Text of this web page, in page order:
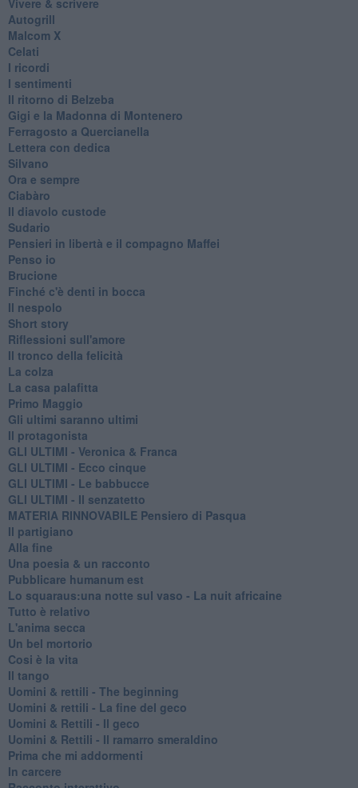
Autogrill
Malcom X
Celati
I ricordi
I sentimenti
Il ritorno di Belzeba
Gigi e la Madonna di Montenero
Ferragosto a Quercianella
Lettera con dedica
Silvano
Ora e sempre
Ciabàro
Il diavolo custode
Sudario
Pensieri in libertà e il compagno Maffei
Penso io
Brucione
Finché c'è denti in bocca
Il nespolo
Short story
Riflessioni sull'amore
Il tronco della felicità
La colza
La casa palafitta
Primo Maggio
Gli ultimi saranno ultimi
Il protagonista
GLI ULTIMI - Veronica & Franca
GLI ULTIMI - Ecco cinque
GLI ULTIMI - Le babbucce
GLI ULTIMI - Il senzatetto
MATERIA RINNOVABILE Pensiero di Pasqua
Il partigiano
Alla fine
Una poesia & un racconto
Pubblicare humanum est
Lo squaraus:una notte sul vaso - La nuit africaine
Tutto è relativo
L'anima secca
Un bel mortorio
Cosi è la vita
Il tango
​Uomini & rettili - The beginning
​Uomini & rettili - La fine del geco
Uomini & Rettili - Il geco
Uomini & Rettili - Il ramarro smeraldino
Prima che mi addormenti
In carcere